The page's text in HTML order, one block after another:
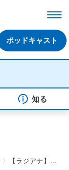
ポッドキャスト
知る
〉 【ラジアナ】第91回目ゲスト ～4人組バンド・ペンギンラッシュの 望世さん、真結さん！ ～【木曜日】